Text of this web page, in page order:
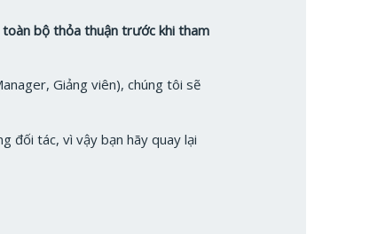
toàn bộ thỏa thuận trước khi tham
Giảng viên), chúng tôi sẽ
đối tác, vì vậy bạn hãy quay lại